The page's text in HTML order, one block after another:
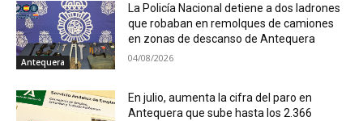
Antequera
La Policía Nacional detiene a dos ladrones
que robaban en remolques de camiones
en zonas de descanso de Antequera
04/08/2026
En julio, aumenta la cifra del paro en
Antequera que sube hasta los 2.366